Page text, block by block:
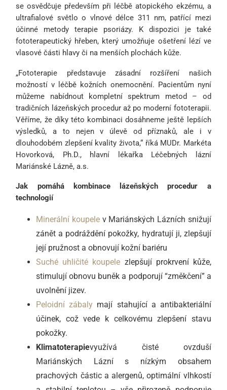
se osvědčuje především při léčbě atopického ekzému, a
ultrafialové světlo o vlnové délce 311 nm, patřící mezi
účinné metody terapie psoriázy. K dispozici je také
fototerapeutický hřeben, který umožňuje ošetření lézí ve
vlasové části hlavy či na menších plochách kůže.
„Fototerapie představuje zásadní rozšíření našich
možností v léčbě kožních onemocnění. Pacientům nyní
můžeme nabídnout kompletní spektrum metod – od
tradičních lázeňských procedur až po moderní fototerapii.
Věříme, že díky této kombinaci dosáhneme ještě lepších
výsledků, a to nejen v úlevě od příznaků, ale i v
dlouhodobém zlepšení kvality života,“ říká MUDr. Markéta
Hovorková, Ph.D., hlavní lékařka Léčebných lázní
Mariánské Lázně, a.s.
Jak pomáhá kombinace lázeňských procedur a
technologií
Minerální koupele v Mariánských Lázních snižují
zánět a podráždění pokožky, hydratují ji, zlepšují
její pružnost a obnovují kožní bariéru
Suché uhličité koupele zlepšují prokrvení kůže,
stimulují obnovu buněk a podporují “změkčení” a
uvolnění jizev.
Peloidní zábaly mají stahující a antibakteriální
účinek, což vede k celkovému zlepšení stavu
pokožky.
Klimatoterapievyužívá čisté ovzduší
Mariánských Lázní s nízkým obsahem
prachových částic a alergenů, optimální vlhkostí